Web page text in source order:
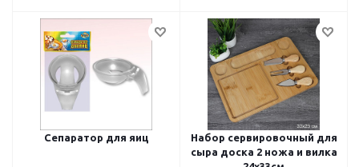
Сепаратор для яиц
Набор сервировочный для
сыра доска 2 ножа и вилка